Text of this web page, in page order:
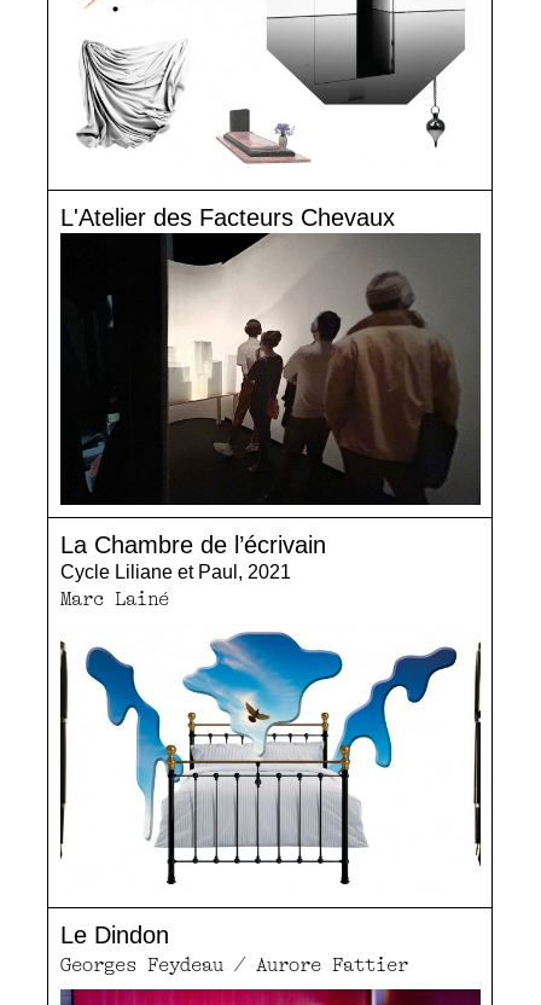
L'Atelier des Facteurs Chevaux
La Chambre de l’écrivain
Cycle Liliane et Paul, 2021
Marc Lainé
Le Dindon
Georges Feydeau / Aurore Fattier